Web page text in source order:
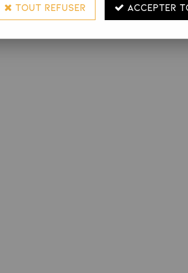
VALABLE DU 26 juin au
TOUT REFUSER ACCEPTER